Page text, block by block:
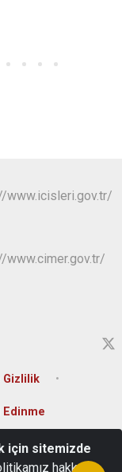
Gizlilik
Edinme
Hükümet Konağı
için sitemizde
hakkında